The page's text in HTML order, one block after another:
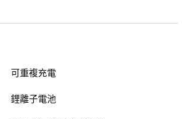
可重複充電
鋰離子電池